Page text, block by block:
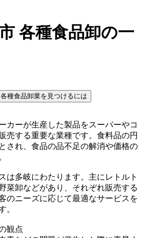
各種食品卸の一
種食品卸業を見つけるには
カーが生産した製品をスーパーやコ
売する重要な業種です。食料品の円
され、食品の品不足の解消や価格の
は多岐にわたります。主にレトルト
菜卸などがあり、それぞれ販売する
のニーズに応じて最適なサービスを
。
観点